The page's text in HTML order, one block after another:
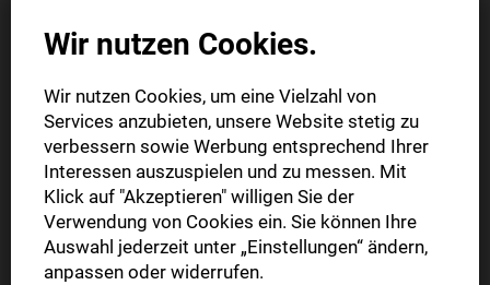
Probeabo
Alle Inhalte auf stuttgarter-zeitung.de
Alle Inhalte der StZ-App
Die digitale Ausgabe als E-Paper (Mo.-So.)
4 Wochen
0,99 €
Wir nutzen Cookies.
Wir nutzen Cookies, um eine Vielzahl von
Services anzubieten, unsere Website stetig zu
verbessern sowie Werbung entsprechend Ihrer
Interessen auszuspielen und zu messen. Mit
Klick auf "Akzeptieren" willigen Sie der
Verwendung von Cookies ein. Sie können Ihre
Auswahl jederzeit unter „Einstellungen“ ändern,
anpassen oder widerrufen.